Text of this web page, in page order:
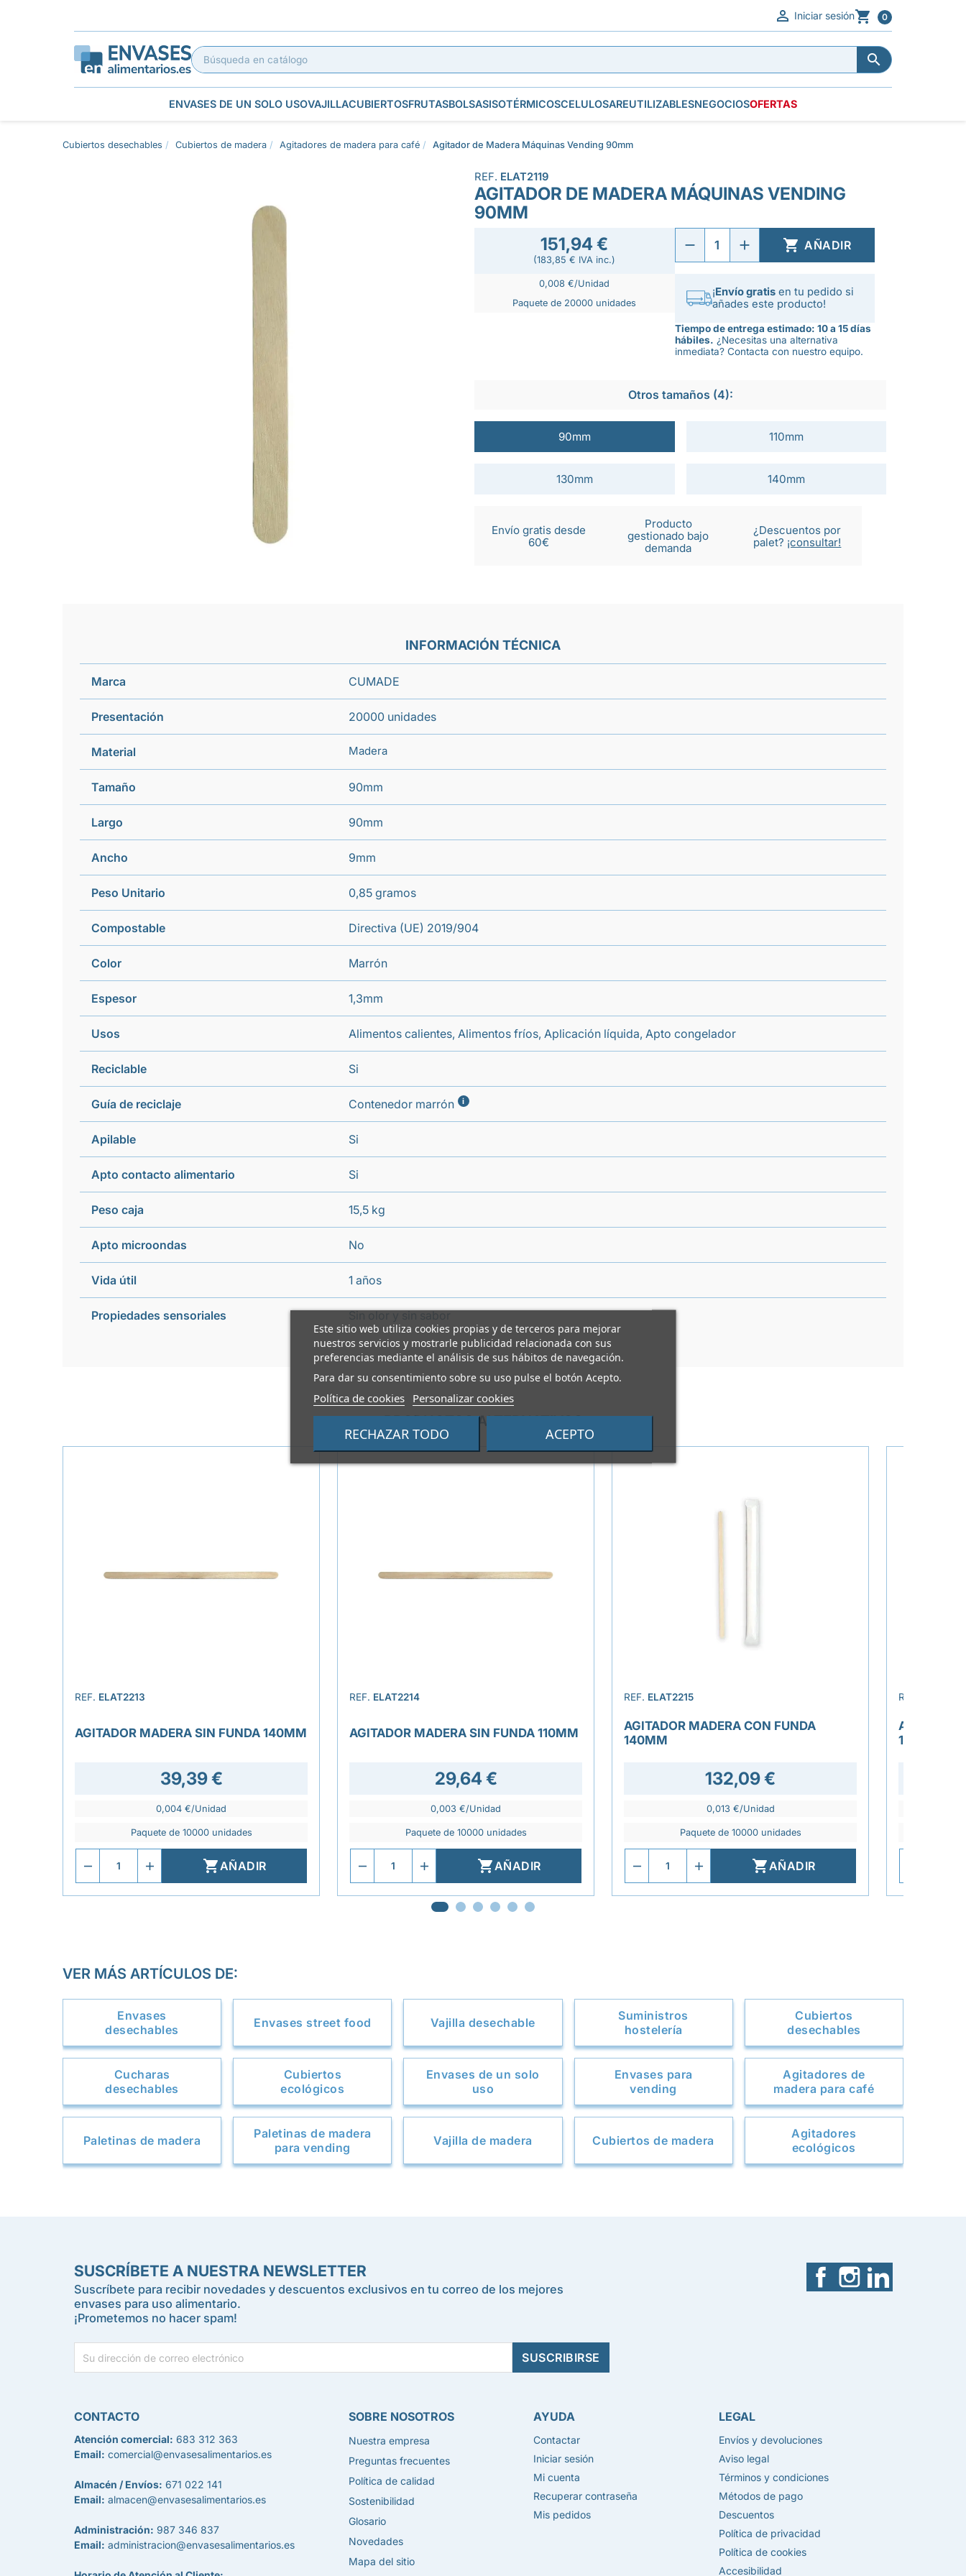
 Iniciar sesión 0


ENVASES DE UN SOLO USOVAJILLACUBIERTOSFRUTASBOLSASISOTÉRMICOSCELULOSAREUTILIZABLESNEGOCIOSOFERTAS
Este sitio web utiliza cookies propias y de terceros para mejorar
nuestros servicios y mostrarle publicidad relacionada con sus
preferencias mediante el análisis de sus hábitos de navegación.
Para dar su consentimiento sobre su uso pulse el botón Acepto.
Política de cookies Personalizar cookies
RECHAZAR TODO ACEPTO
Cubiertos desechables Cubiertos de madera Agitadores de madera para café Agitador de Madera Máquinas Vending 90mm
REF. ELAT2119
AGITADOR DE MADERA MÁQUINAS VENDING
90MM
151,94 €
(183,85 € IVA inc.)
0,008 €/Unidad
Paquete de 20000 unidades
 AÑADIR
¡Envío gratisen tu pedido si
añades este producto!
Tiempo de entrega estimado: 10 a 15 días
hábiles. ¿Necesitas una alternativa
inmediata? Contacta con nuestro equipo.
Otros tamaños (4):
90mm 110mm
130mm 140mm
Envío gratis desde
60€
Producto
gestionado bajo
demanda
¿Descuentos por
palet? ¡consultar!
INFORMACIÓN TÉCNICA
Marca CUMADE
Presentación 20000 unidades
Material Madera
Tamaño 90mm
Largo 90mm
Ancho 9mm
Peso Unitario 0,85 gramos
Compostable Directiva (UE) 2019/904
Color Marrón
Espesor 1,3mm
Usos Alimentos calientes, Alimentos fríos, Aplicación líquida, Apto congelador
Reciclable Si
Guía de reciclaje Contenedor marrón i
Apilable Si
Apto contacto alimentario Si
Peso caja 15,5 kg
Apto microondas No
Vida útil 1 años
Propiedades sensoriales
PRODUCTOS ALTERNATIVOS
REF. ELAT2213
AGITADOR MADERA SIN FUNDA 140MM
39,39 €
0,004 €/Unidad
Paquete de 10000 unidades
AÑADIR
REF. ELAT2214
AGITADOR MADERA SIN FUNDA 110MM
29,64 €
0,003 €/Unidad
Paquete de 10000 unidades
AÑADIR
REF. ELAT2215
AGITADOR MADERA CON FUNDA
140MM
132,09 €
0,013 €/Unidad
Paquete de 10000 unidades
AÑADIR
REF.
AGITADOR
110MM
VER MÁS ARTÍCULOS DE:
Envases
desechables
Envases street food Vajilla desechable
Suministros
hostelería
Cubiertos
desechables
Cucharas
desechables
Cubiertos
ecológicos
Envases de un solo
uso
Envases para
vending
Agitadores de
madera para café
Paletinas de madera
Paletinas de madera
para vending
Vajilla de madera Cubiertos de madera
Agitadores
ecológicos
SUSCRÍBETE A NUESTRA NEWSLETTER
Suscríbete para recibir novedades y descuentos exclusivos en tu correo de los mejores
envases para uso alimentario.
¡Prometemos no hacer spam!
FacebookInstagram
CONTACTO
Atención comercial: 683 312 363
Email: comercial@envasesalimentarios.es
Almacén / Envíos: 671 022 141
Email: almacen@envasesalimentarios.es
Administración: 987 346 837
Email: administracion@envasesalimentarios.es
SOBRE NOSOTROS
Nuestra empresa
Preguntas frecuentes
Política de calidad
Sostenibilidad
Glosario
Novedades
Mapa del sitio
AYUDA
Contactar
Iniciar sesión
Mi cuenta
Recuperar contraseña
Mis pedidos
LEGAL
Envíos y devoluciones
Aviso legal
Términos y condiciones
Métodos de pago
Descuentos
Política de privacidad
Política de cookies
Accesibilidad